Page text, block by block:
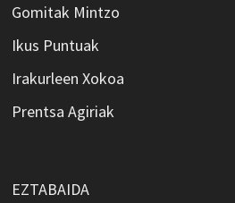
Gomitak Mintzo
Ikus Puntuak
Irakurleen Xokoa
Prentsa Agiriak
EZTABAIDA